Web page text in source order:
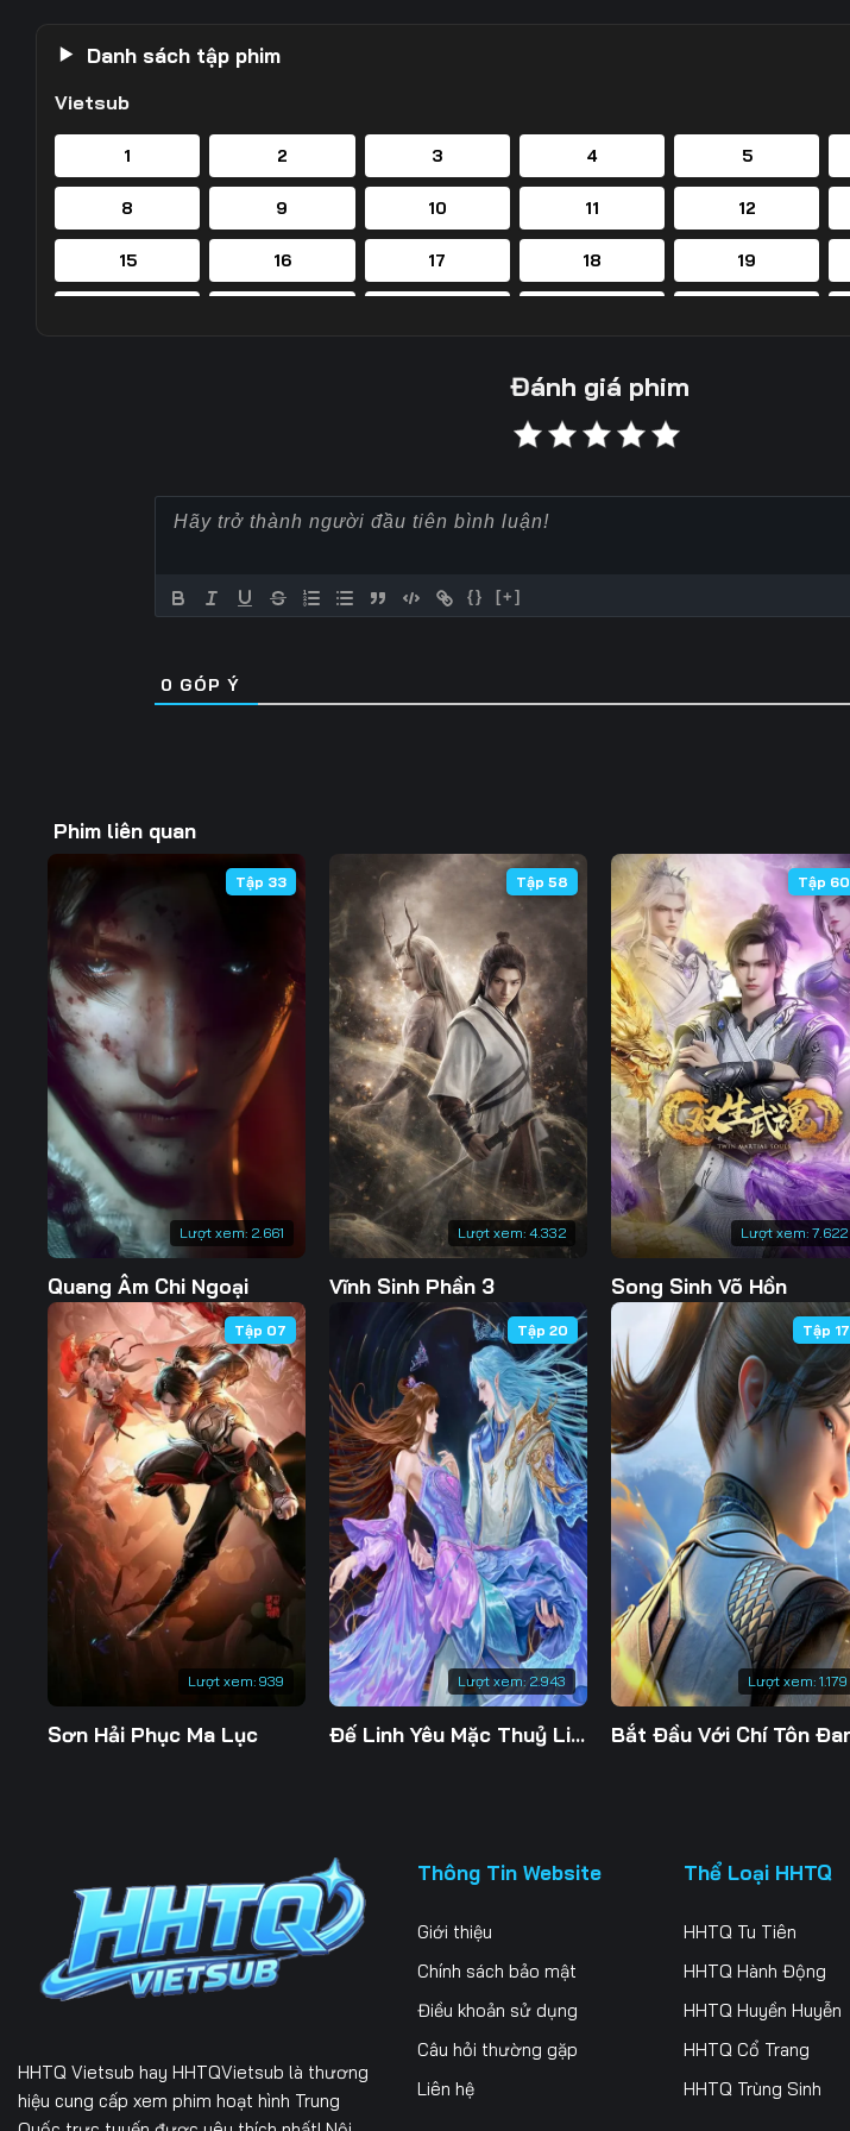
Danh sách tập phim
Vietsub
1 2 3 4 5
8 9 10 11 12
15 16 17 18 19
39
51 52
92
100 101 102
106 108 110
113 114 115 116 117
120 121 122 123 124
127 129 131
134 136 137 138
141 143 144 145
148 149 150 152
155 156 157 158 159
162 163 164 165 166
169 170 171 172 173
176 177 178 179
183 184 185 186 187
190 191 192 193 194
197 198 199 200 201
205 206 207 208
211 213 215
232 233 234 235 236
239 240 241 243
246 247
Đánh giá phim
{} [+]
0 GÓP Ý
Phim liên quan
Lượt xem: 2.661
Tập 33
Quang Âm Chi Ngoại
Lượt xem: 4.332
Tập 58
Vĩnh Sinh Phần 3
Lượt xem: 7.622
Tập 60
Song Sinh Võ Hồn
Lượt xem: 939
Tập 07
Sơn Hải Phục Ma Lục
Lượt xem: 2.943
Tập 20
Đế Linh Yêu Mặc Thuỷ Linh Lung
Lượt xem: 1.179
Tập 17
HHTQ Vietsub hay HHTQVietsub là thương
hiệu cung cấp xem phim hoạt hình Trung
Thông Tin Website
Giới thiệu
Chính sách bảo mật
Điều khoản sử dụng
Câu hỏi thường gặp
Liên hệ
Thể Loại HHTQ
HHTQ Tu Tiên
HHTQ Hành Động
HHTQ Huyền Huyễn
HHTQ Cổ Trang
HHTQ Trùng Sinh